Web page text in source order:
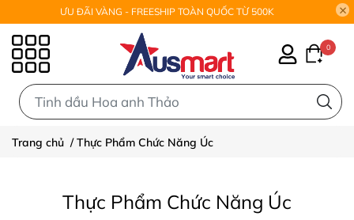
ƯU ĐÃI VÀNG - FREESHIP TOÀN QUỐC TỪ 500K
0
Trang chủ /Thực Phẩm Chức Năng Úc
Thực Phẩm Chức Năng Úc